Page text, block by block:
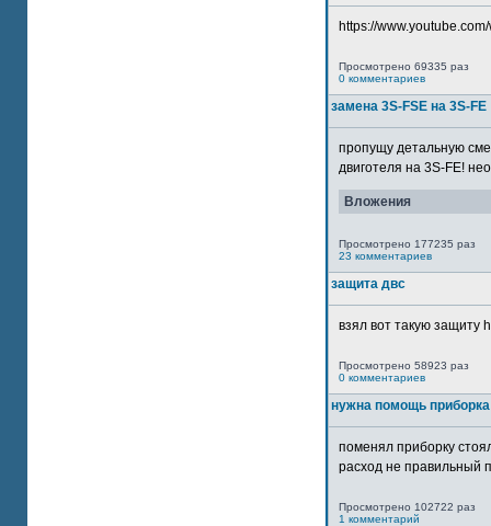
https://
Просмотрено 69335 раз
0 комментариев
замена 3S-FSE на 3S-FE
пропущу детальную
двиготеля на 3S-FE!
Вложения
Просмотрено 177235 раз
23 комментариев
защита двс
взял вот такую защиту
Просмотрено 58923 раз
0 комментариев
нужна помощь
поменял приборку
расход не правильный
Просмотрено 102722 раз
1 комментарий